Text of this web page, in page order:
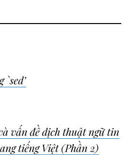
`sed’
vấn đề dịch thuật ngữ tin
tiếng Việt (Phần 2)